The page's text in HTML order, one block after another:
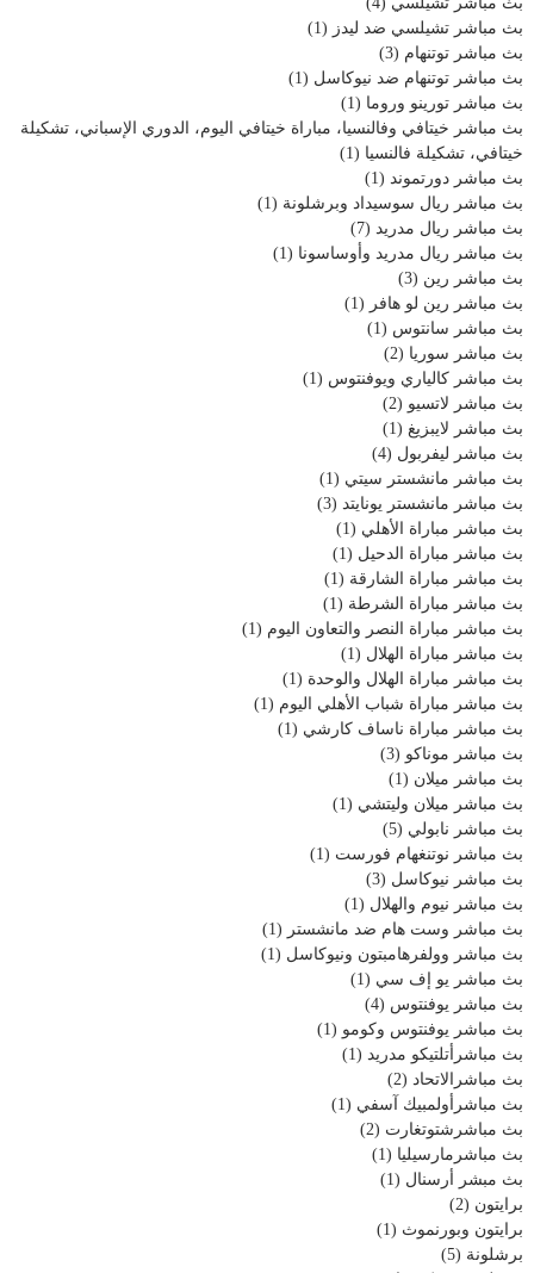
بث مباشر تشيلسي ضد ليدز (1)
بث مباشر توتنهام (3)
بث مباشر توتنهام ضد نيوكاسل (1)
بث مباشر تورينو وروما (1)
بث مباشر خيتافي وفالنسيا، مباراة خيتافي اليوم، الدوري الإسباني، تشكيلة
خيتافي، تشكيلة فالنسيا (1)
بث مباشر دورتموند (1)
بث مباشر ريال سوسيداد وبرشلونة (1)
بث مباشر ريال مدريد (7)
بث مباشر ريال مدريد وأوساسونا (1)
بث مباشر رين (3)
بث مباشر رين لو هافر (1)
بث مباشر سانتوس (1)
بث مباشر سوريا (2)
بث مباشر كالياري ويوفنتوس (1)
بث مباشر لاتسيو (2)
بث مباشر لايبزيغ (1)
بث مباشر ليفربول (4)
بث مباشر مانشستر سيتي (1)
بث مباشر مانشستر يونايتد (3)
بث مباشر مباراة الأهلي (1)
بث مباشر مباراة الدحيل (1)
بث مباشر مباراة الشارقة (1)
بث مباشر مباراة الشرطة (1)
بث مباشر مباراة النصر والتعاون اليوم (1)
بث مباشر مباراة الهلال (1)
بث مباشر مباراة الهلال والوحدة (1)
بث مباشر مباراة شباب الأهلي اليوم (1)
بث مباشر مباراة ناساف كارشي (1)
بث مباشر موناكو (3)
بث مباشر ميلان (1)
بث مباشر ميلان وليتشي (1)
بث مباشر نابولي (5)
بث مباشر نوتنغهام فورست (1)
بث مباشر نيوكاسل (3)
بث مباشر نيوم والهلال (1)
بث مباشر وست هام ضد مانشستر (1)
بث مباشر وولفرهامبتون ونيوكاسل (1)
بث مباشر يو إف سي (1)
بث مباشر يوفنتوس (4)
بث مباشر يوفنتوس وكومو (1)
بث مباشرأتلتيكو مدريد (1)
بث مباشرالاتحاد (2)
بث مباشرأولمبيك آسفي (1)
بث مباشرشتوتغارت (2)
بث مباشرمارسيليا (1)
بث مبشر أرسنال (1)
برايتون (2)
برايتون وبورنموث (1)
برشلونة (5)